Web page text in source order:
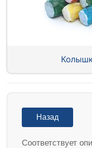
Назад
Соответствует